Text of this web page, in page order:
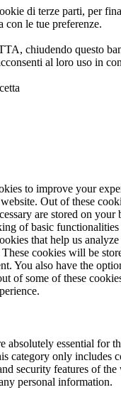
di terze parti, per
le tue preferenze.
chiudendo questo
al loro uso in
to improve your
Out of these
are stored on your
of basic
that help us
cookies will be
You also have the
of some of these
absolutely essential for
category only includes
security features of the
personal information.